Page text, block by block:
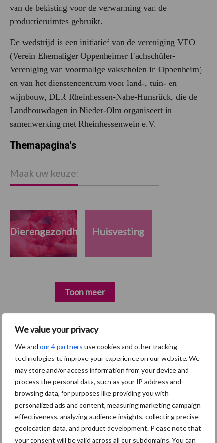
We value your privacy
We and our 4 partners use cookies and other tracking
technologies to improve your experience on our website. We
may store and/or access information from your device and
process the personal data, such as your IP address and
browsing data, for purposes like providing you with
personalized ads and content, measuring marketing campaign
effectiveness, analyzing audience insights, collecting precise
geolocation data, and product development. Please note that
your consent will be valid across all our subdomains. You can
van de bekisting voor de verwarming van de
productieruimtes gebruikt.
De wedstrijd is een initiatief van de vereniging VEO
(Verein Ehemaliger Oppenheimer Fachschüler-
Vereniging van voormalige vakscholen in Oppenheim)
en van het dienstencentrum voor land-, tuin- en
wijnbouw, DLR Rheinhessen-Nahe-Hunsrück, die de
Landbouwdagen in Nieder-Olm organiseert in
samenwerking met Rheinhessenwein e.V.
Primaire
Sidebar
Britse varkenssector vreest
afzetcrisis in het najaar
Hittestress: wat gebeurt er en hoe
kunnen we het voorkomen?
Themapagina's
Maak uw keuze:
Dierengezondheid Huisvesting
Toon meer